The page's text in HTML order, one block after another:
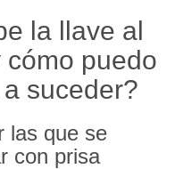
la llave al
puedo
suceder?
las que se
con prisa